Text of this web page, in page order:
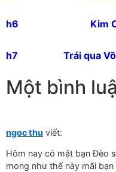
h6 Kim
h7 Trái qua Võ
Một bình
ngoc thu viết:
Hôm nay có mặt bạn Đèo
mong như thế này mãi